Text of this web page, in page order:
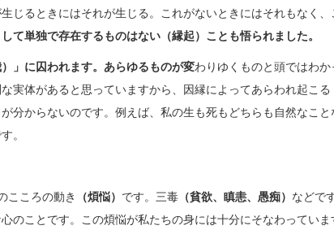
じるときにはそれが生じる。これがないときにはそれもなく
て単独で存在するものはない（縁起）ことも悟られました。
」に囚われます。あらゆるものが変わりゆくものと頭ではわ
実体があると思っていますから、因縁によってあらわれ起こる
分からないのです。例えば、私の生も死もどちらも自然なこ
。
こころの動き （煩悩） です。三毒 （貧欲、瞋恚、愚痴） などで
のことです。この煩悩が私たちの身には十分にそなわってい